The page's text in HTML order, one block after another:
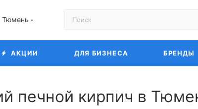
Тюмень
АКЦИИ ДЛЯ БИЗНЕСА БРЕНДЫ
печной кирпич в